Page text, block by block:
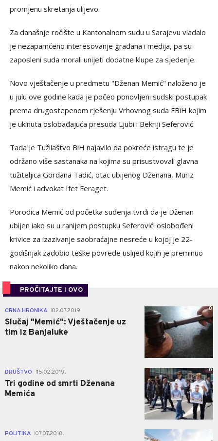
promjenu skretanja ulijevo.
Za današnje ročište u Kantonalnom sudu u Sarajevu vladalo
je nezapamćeno interesovanje građana i medija, pa su
zaposleni suda morali unijeti dodatne klupe za sjedenje.
Novo vještačenje u predmetu "Dženan Memić" naloženo je
u julu ove godine kada je počeo ponovljeni sudski postupak
prema drugostepenom rješenju Vrhovnog suda FBiH kojim
je ukinuta oslobađajuća presuda Ljubi i Bekriji Seferović.
Tada je Tužilaštvo BiH najavilo da pokreće istragu te je
održano više sastanaka na kojima su prisustvovali glavna
tužiteljica Gordana Tadić, otac ubijenog Dženana, Muriz
Memić i advokat Ifet Feraget.
Porodica Memić od početka suđenja tvrdi da je Dženan
ubijen iako su u ranijem postupku Seferovići oslobođeni
krivice za izazivanje saobraćajne nesreće u kojoj je 22-
godišnjak zadobio teške povrede uslijed kojih je preminuo
nakon nekoliko dana.
PROČITAJTE I OVO
CRNA HRONIKA 02.07.2019.
Slučaj "Memić": Vještačenje uz
tim iz Banjaluke
0
DRUŠTVO 15.02.2019.
Tri godine od smrti Dženana
Memića
0
POLITIKA 07.07.2018.